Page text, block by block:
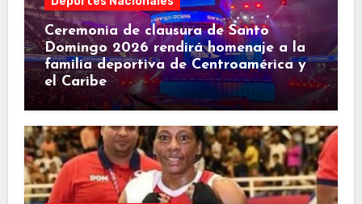
Ceremonia de clausura de Santo
Domingo 2026 rendirá homenaje a la
familia deportiva de Centroamérica y
el Caribe